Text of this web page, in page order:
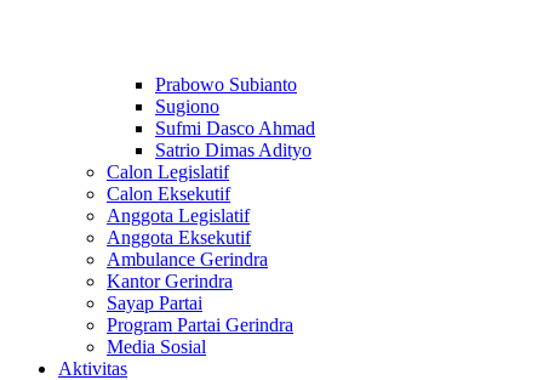
Prabowo Subianto
Sugiono
Sufmi Dasco Ahmad
Satrio Dimas Adityo
Calon Legislatif
Calon Eksekutif
Anggota Legislatif
Anggota Eksekutif
Ambulance Gerindra
Kantor Gerindra
Sayap Partai
Program Partai Gerindra
Media Sosial
Aktivitas